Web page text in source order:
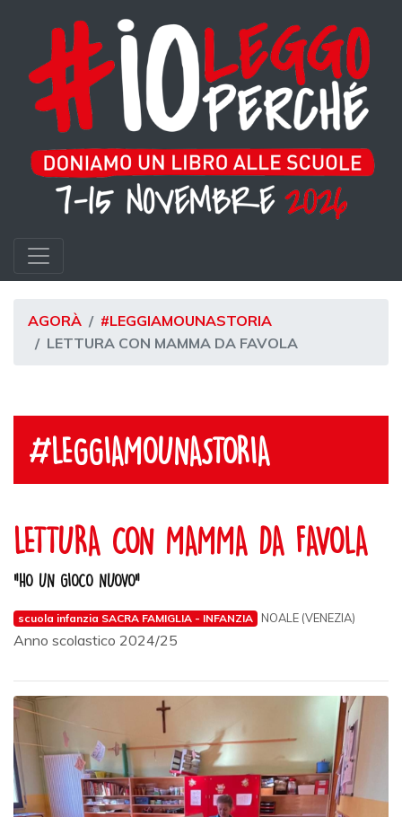
AGORÀ
#LEGGIAMOUNASTORIA
LETTURA CON MAMMA DA FAVOLA
#LEGGIAMOUNASTORIA
LETTURA CON MAMMA DA FAVOLA
"HO UN GIOCO NUOVO"
scuola infanzia SACRA FAMIGLIA - INFANZIA NOALE (VENEZIA)
Anno scolastico 2024/25